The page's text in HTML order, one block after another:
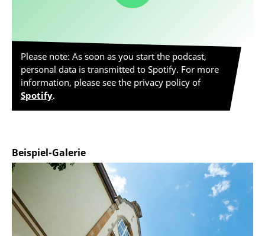
Please note: As soon as you start the podcast,
personal data is transmitted to Spotify. For more
information, please see the privacy policy of
Spotify.
Beispiel-Galerie